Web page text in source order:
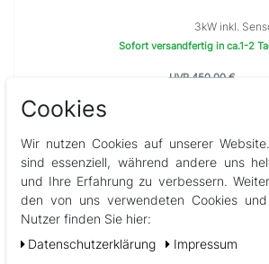
3kW inkl.
Sofort versandfertig in ca.1-2
UVP 450,00 €
Cookies
Wir nutzen Cookies auf unserer
sind essenziell, während andere uns
und Ihre Erfahrung zu verbessern.
den von uns verwendeten Cookies
Nutzer finden Sie hier:
Daten­schutz­erklärung
Impressum